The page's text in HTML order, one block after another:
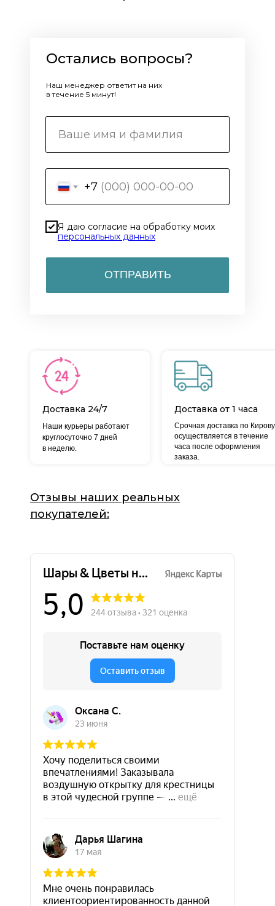
+7
Я даю согласие на обработку моих
персональных данных
ОТПРАВИТЬ
Остались вопросы?
Наш менеджер ответит на них
в течение 5 минут!
Доставка 24/7
Срочная доставка по Кирову
осуществляется в течение
часа после оформления
заказа.
Наши курьеры работают
круглосуточно 7 дней
в неделю.
Доставка от 1 часа
Отзывы наших реальных
покупателей: